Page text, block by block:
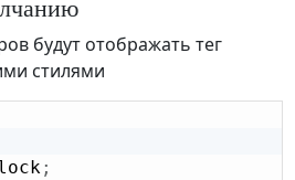
будут отображать тег
стилями
;